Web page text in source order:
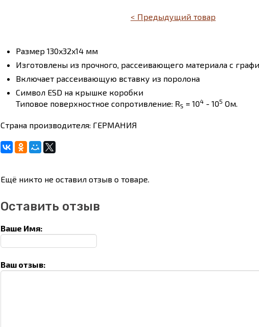
< Предыдущий товар
Размер 130x32x14 мм
Изготовлены из прочного, рассеивающего материала с
Bключает рассеивающую вставку из поролона
Cимвол ESD на крышке коробки
Типовое поверхностное сопротивление: RS = 104 - 105 Ом.
Страна производителя: ГЕРМАНИЯ
Ещё никто не оставил отзыв о товаре.
Оставить отзыв
Ваше Имя:
Ваш отзыв: